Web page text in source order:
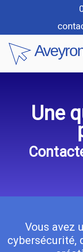
Aller au contenu
Une
Vous avez
cybersécurité,